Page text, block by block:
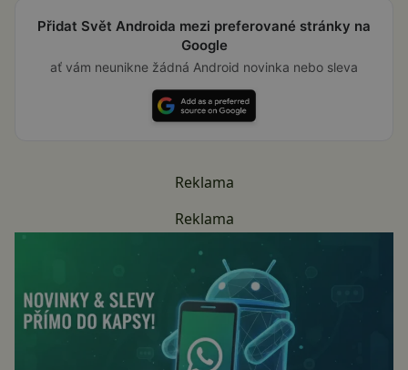
Přidat Svět Androida mezi preferované stránky na
Google
ať vám neunikne žádná Android novinka nebo sleva
Reklama
Reklama